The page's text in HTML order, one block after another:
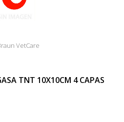
VetCare
TNT 10X10CM 4 CAPAS